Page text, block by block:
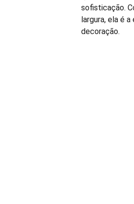
sofisticação.
largura, ela é
decoração.